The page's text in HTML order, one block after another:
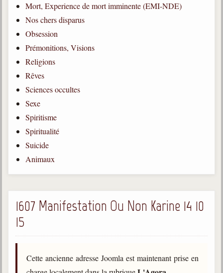
Allan Kardec
1804-1869
Léon Denis
1846-1927
Gabriel Delanne
1857-1926
Chico Xavier
1910-2002
Divaldo Franco
1927-2025
Bibliothèque
Bibliothèque spirite
Documents
Bulletins "Le Spiritisme"
Mort, Experience de mort imminente (EMI-NDE)
Nos chers disparus
Obsession
Prémonitions, Visions
Religions
Rêves
Sciences occultes
Sexe
Spiritisme
Spiritualité
Suicide
Animaux
1607 Manifestation Ou Non Karine 14 10
15
Cette ancienne adresse Joomla est maintenant prise en